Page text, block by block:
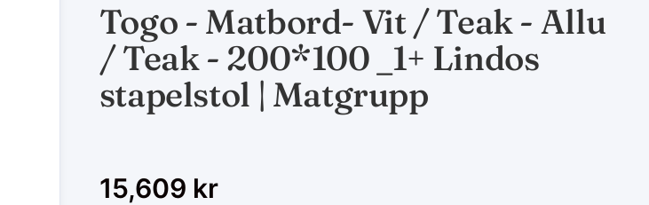
Togo - Matbord- Vit / Teak - Allu
/ Teak - 200*100 _1+ Lindos
stapelstol | Matgrupp
15,609 kr